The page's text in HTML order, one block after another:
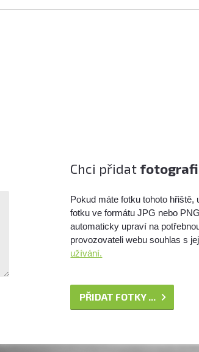
Chci přidat
Pokud máte fotku tohoto
fotku ve formátu JPG nebo
automaticky upraví na
provozovateli webu souhlas s
užívání.
PŘIDAT FOTKY ...